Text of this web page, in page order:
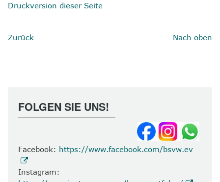
Druckversion dieser Seite
Zurück Nach oben
FOLGEN SIE UNS!
Facebook: https://www.facebook.com/bsvw.ev
Instagram: